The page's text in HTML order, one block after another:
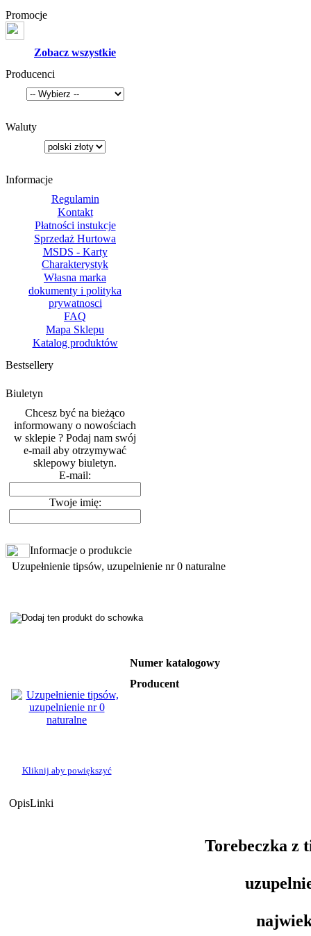
Promocje
Zobacz wszystkie
Producenci
Waluty
Informacje
Regulamin
Kontakt
Płatności instukcje
Sprzedaż Hurtowa
MSDS - Karty
Charakterystyk
Własna marka
dokumenty i polityka
prywatnosci
FAQ
Mapa Sklepu
Katalog produktów
Bestsellery
Biuletyn
Chcesz być na bieżąco
informowany o nowościach
w sklepie ? Podaj nam swój
e-mail aby otrzymywać
sklepowy biuletyn.
E-mail:
Twoje imię:
Informacje o produkcie
Uzupełnienie tipsów, uzupelnienie nr 0 naturalne
Kliknij aby powiększyć
Numer katalogowy
Producent
OpisLinki
Torebeczka z